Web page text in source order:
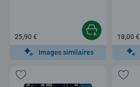
25,90 €
Images similaires
18,00 €